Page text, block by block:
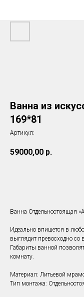
Ванна из
169*81
Артикул:
59000,00 р.
Ванна Отдельностоящая
Идеально впишется в
выглядит превосходно со
Габариты ванной
комнату.
Материал: Литьевой
Тип монтажа: